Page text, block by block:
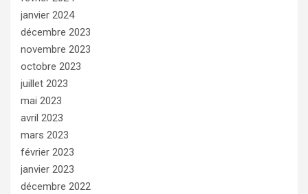
janvier 2024
décembre 2023
novembre 2023
octobre 2023
juillet 2023
mai 2023
avril 2023
mars 2023
février 2023
janvier 2023
décembre 2022